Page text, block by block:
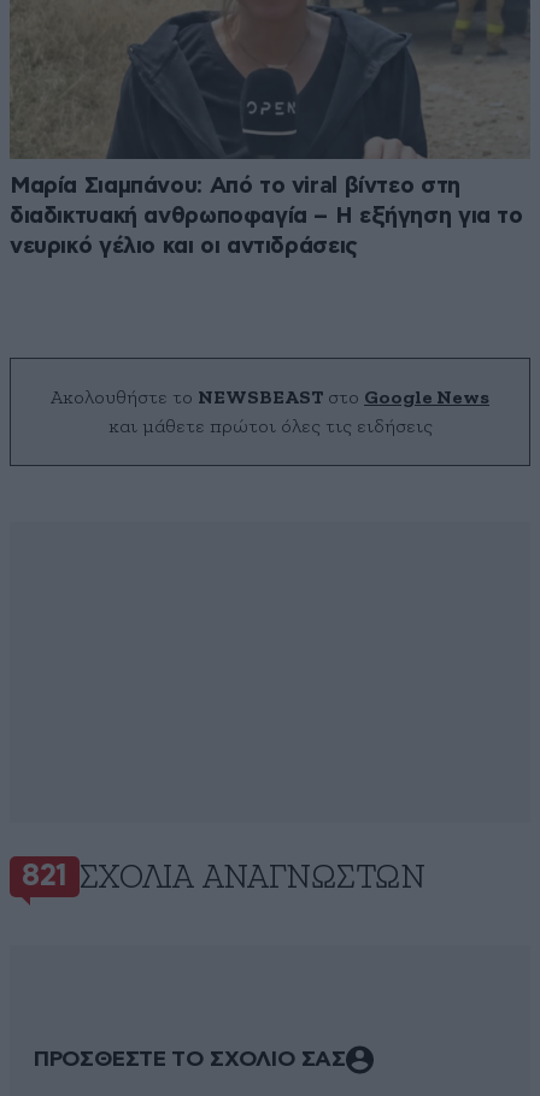
Μαρία Σιαμπάνου: Από το viral βίντεο στη
διαδικτυακή ανθρωποφαγία – Η εξήγηση για το
νευρικό γέλιο και οι αντιδράσεις
Ακολουθήστε το NEWSBEAST στο Google News
και μάθετε πρώτοι όλες τις ειδήσεις
821 ΣΧΌΛΙΑ ΑΝΑΓΝΩΣΤΏΝ
ΠΡΟΣΘΕΣΤΕ ΤΟ ΣΧΟΛΙΟ ΣΑΣ